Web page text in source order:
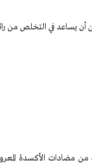
أن يساعد في التخلص من
مضادات الأكسدة